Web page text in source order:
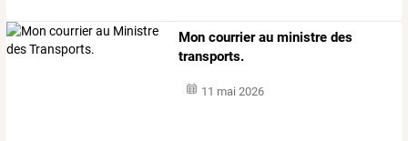
Mon courrier au ministre des
transports.
11 mai 2026